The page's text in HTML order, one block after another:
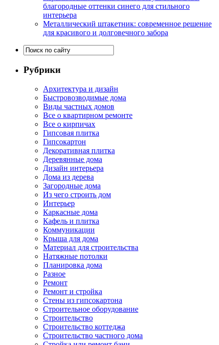
благородные оттенки синего для стильного
интерьера
Металлический штакетник: современное решение
для красивого и долговечного забора
Рубрики
Архитектура и дизайн
Быстровозводимые дома
Виды частных домов
Все о квартирном ремонте
Все о кирпичах
Гипсовая плитка
Гипсокартон
Декоративная плитка
Деревянные дома
Дизайн интерьера
Дома из дерева
Загородные дома
Из чего строить дом
Интерьер
Каркасные дома
Кафель и плитка
Коммуникации
Крыша для дома
Материал для строительства
Натяжные потолки
Планировка дома
Разное
Ремонт
Ремонт и стройка
Стены из гипсокартона
Строительное оборудование
Строительство
Строительство коттеджа
Строительство частного дома